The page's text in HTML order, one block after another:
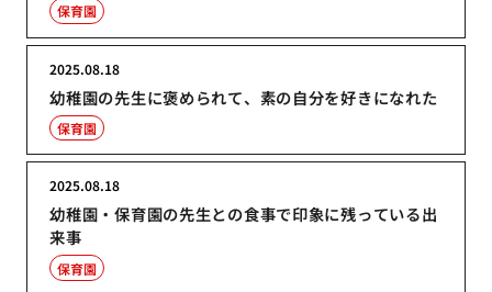
保育園
幼稚園の先生に褒められて、素の自分を好きになれた
2025.08.18
保育園
幼稚園・保育園の先生との食事で印象に残っている出
来事
2025.08.18
保育園